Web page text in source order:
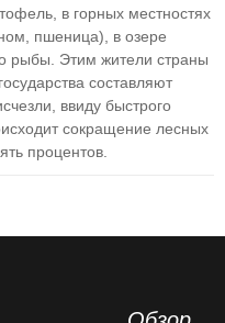
в горных местностях
пшеница), в озере
рыбы. Этим жители страны
составляют
ввиду быстрого
сокращение лесных
процентов.